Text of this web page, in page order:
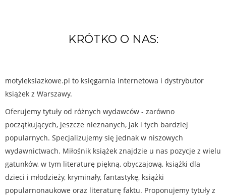
KRÓTKO O NAS:
motyleksiazkowe.pl to księgarnia internetowa i dystrybutor
książek z Warszawy.
Oferujemy tytuły od różnych wydawców - zarówno
początkujących, jeszcze nieznanych, jak i tych bardziej
popularnych. Specjalizujemy się jednak w niszowych
wydawnictwach. Miłośnik książek znajdzie u nas pozycje z wielu
gatunków, w tym literaturę piękną, obyczajową, książki dla
dzieci i młodzieży, kryminały, fantastykę, książki
popularnonaukowe oraz literaturę faktu. Proponujemy tytuły z